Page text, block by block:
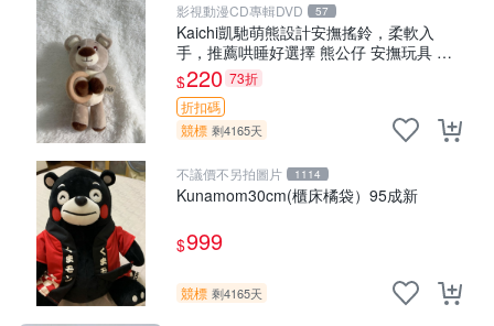
影視動漫CD專輯DVD 57
Kaichi凱馳萌熊設計安撫搖鈴，柔軟入
手，推薦哄睡好選擇 熊公仔 安撫玩具 喂
食環
$220 73折
折扣碼
競標 剩4165天
不議價不另拍圖片 1114
Kunamom30cm(櫃床橘袋）95成新
$999
競標 剩4165天